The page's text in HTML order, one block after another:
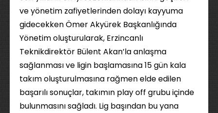
ve yönetim zafiyetlerinden dolayı kayyuma
gidecekken Ömer Akyürek Başkanlığında
Yönetim oluşturularak, Erzincanlı
Teknikdirektör Bülent Akan’la anlaşma
sağlanması ve ligin başlamasına 15 gün kala
takım oluşturulmasına rağmen elde edilen
başarılı sonuçlar, takımın play off grubu içinde
bulunmasını sağladı. Lig başından bu yana